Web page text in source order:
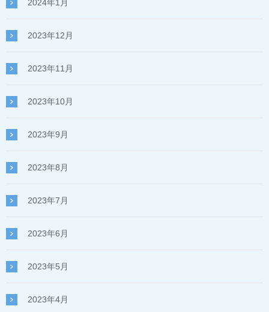
2024年1月
2023年12月
2023年11月
2023年10月
2023年9月
2023年8月
2023年7月
2023年6月
2023年5月
2023年4月